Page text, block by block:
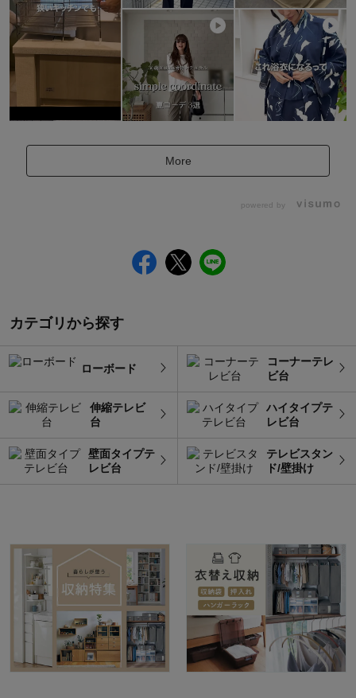
More
powered by
カテゴリから探す
ローボード
コーナーテレ
ビ台
伸縮テレビ
台
ハイタイプテ
レビ台
壁面タイプテ
レビ台
テレビスタン
ド/壁掛け